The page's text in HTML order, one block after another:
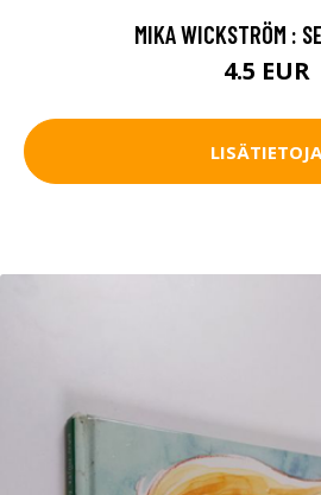
MIKA WICKSTRÖM :
4.5 EUR
LISÄTIETOJA